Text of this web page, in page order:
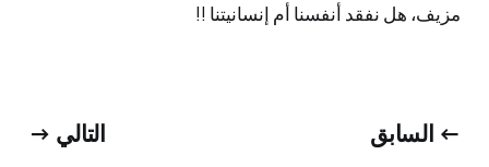
مزيف، هل نفقد أنفسنا أم إنسانيتنا !!
← السابق التالي →